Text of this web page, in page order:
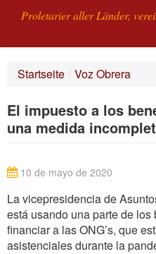
Proletarier aller Länder,
SUCHE
Startseite / Voz Obrera
El impuesto a los
una medida
10 de mayo de 2020
La vicepresidencia de
está usando una parte de
financiar a las ONG’s, que
asistenciales durante la